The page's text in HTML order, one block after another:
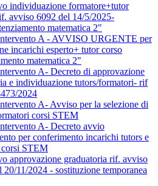
individuazione formatore+tutor
avviso 6092 del 14/5/2025-
matematica 2"
A - AVVISO URGENTE per
incarichi esperto+ tutor corso
matematica 2"
A- Decreto di approvazione
e individuazione tutors/formatori- rif
2024
A- Avviso per la selezione di
corsi STEM
A- Decreto avvio
per conferimento incarichi tutors e
STEM
approvazione graduatoria rif. avviso
20/11/2024 - sostituzione temporanea